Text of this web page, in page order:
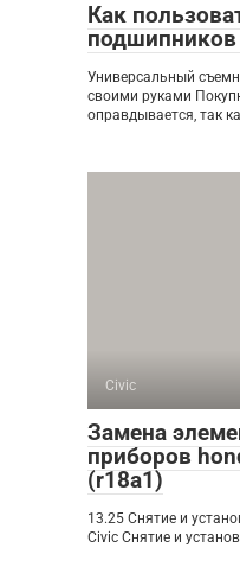
Как
Универсальный
своими руками
оправдывается, так
Civic
Замена
приборов
(r18a1)
13.25 Снятие и
Civic Снятие и